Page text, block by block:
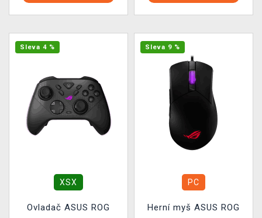
Sleva 4 %
XSX
Ovladač ASUS ROG
Sleva 9 %
PC
Herní myš ASUS ROG